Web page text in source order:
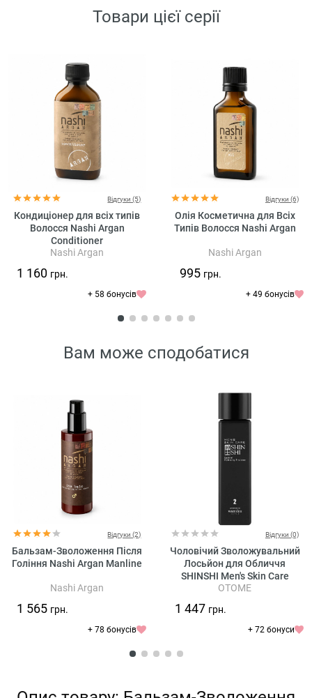
Товари цієї серії
Відгуки (5)
Кондиціонер для всіх типів
Волосся Nashi Argan
Conditioner
Nashi Argan
1 160 грн.
+ 58 бонусів
Відгуки (6)
Олія Косметична для Всіх
Типів Волосся Nashi Argan
Nashi Argan
995 грн.
+ 49 бонусів
Вам може сподобатися
Відгуки (2)
Бальзам-Зволоження Після
Гоління Nashi Argan Manline
Nashi Argan
1 565 грн.
+ 78 бонусів
Відгуки (0)
Чоловічий Зволожувальний
Лосьйон для Обличчя
SHINSHI Men's Skin Care
Control Hydrating Emulsion
OTOME
1 447 грн.
+ 72 бонуси